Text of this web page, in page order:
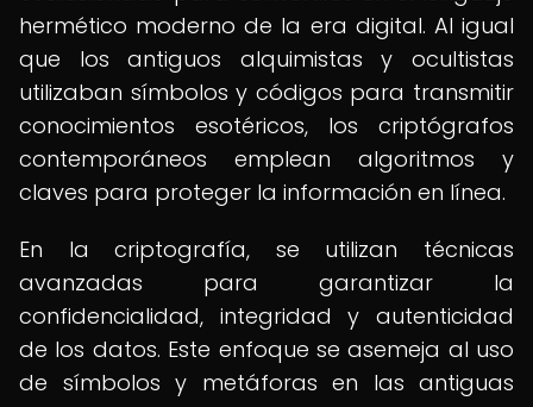
hermético moderno de la era digital. Al igual
que los antiguos alquimistas y ocultistas
utilizaban símbolos y códigos para transmitir
conocimientos esotéricos, los criptógrafos
contemporáneos emplean algoritmos y
claves para proteger la información en línea.
En la criptografía, se utilizan técnicas
avanzadas para garantizar la
confidencialidad, integridad y autenticidad
de los datos. Este enfoque se asemeja al uso
de símbolos y metáforas en las antiguas